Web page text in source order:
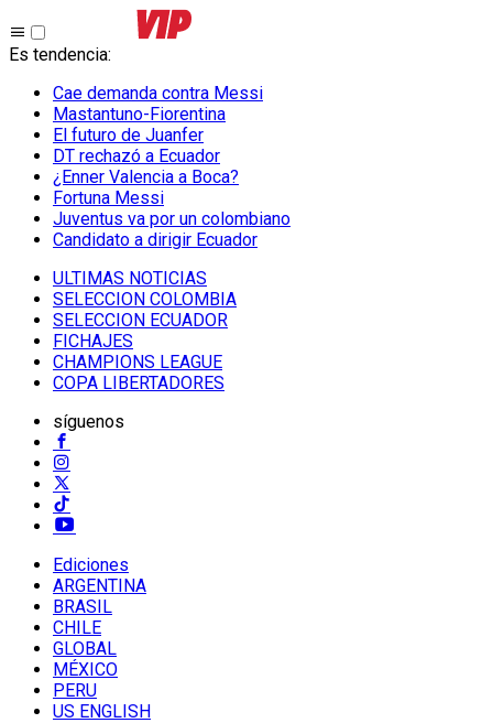
Es tendencia:
Cae demanda contra Messi
Mastantuno-Fiorentina
El futuro de Juanfer
DT rechazó a Ecuador
¿Enner Valencia a Boca?
Fortuna Messi
Juventus va por un colombiano
Candidato a dirigir Ecuador
ULTIMAS NOTICIAS
SELECCION COLOMBIA
SELECCION ECUADOR
FICHAJES
CHAMPIONS LEAGUE
COPA LIBERTADORES
síguenos
Ediciones
ARGENTINA
BRASIL
CHILE
GLOBAL
MÉXICO
PERU
US ENGLISH